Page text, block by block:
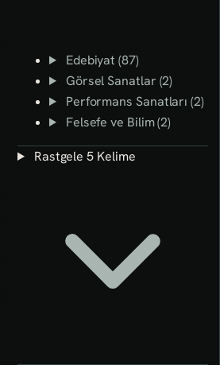
Edebiyat (87)
Görsel Sanatlar (2)
Performans Sanatları (2)
Felsefe ve Bilim (2)
Rastgele 5 Kelime